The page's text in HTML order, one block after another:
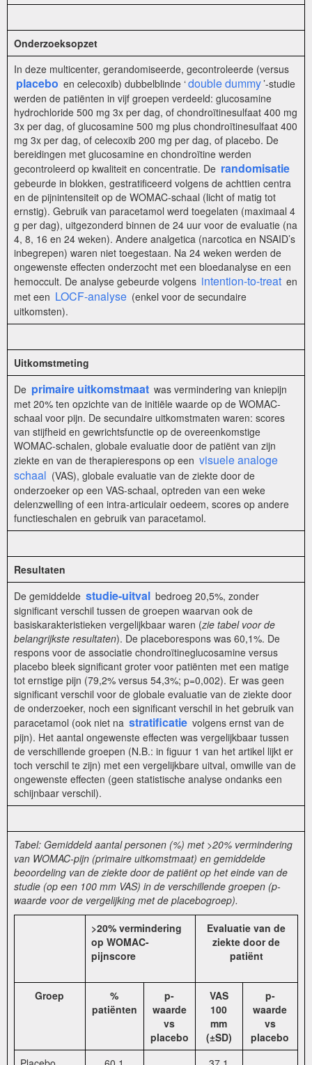
Onderzoeksopzet
In deze multicenter, gerandomiseerde, gecontroleerde (versus
placebo en celecoxib) dubbelblinde ‘double dummy ’-studie
werden de patiënten in vijf groepen verdeeld: glucosamine
hydrochloride 500 mg 3x per dag, of chondroïtinesulfaat 400 mg
3x per dag, of glucosamine 500 mg plus chondroïtinesulfaat 400
mg 3x per dag, of celecoxib 200 mg per dag, of placebo. De
bereidingen met glucosamine en chondroïtine werden
gecontroleerd op kwaliteit en concentratie. De randomisatie
gebeurde in blokken, gestratificeerd volgens de achttien centra
en de pijnintensiteit op de WOMAC-schaal (licht of matig tot
ernstig). Gebruik van paracetamol werd toegelaten (maximaal 4
g per dag), uitgezonderd binnen de 24 uur voor de evaluatie (na
4, 8, 16 en 24 weken). Andere analgetica (narcotica en NSAID’s
inbegrepen) waren niet toegestaan. Na 24 weken werden de
ongewenste effecten onderzocht met een bloedanalyse en een
hemoccult. De analyse gebeurde volgens intention-to-treat en
met een LOCF-analyse (enkel voor de secundaire
uitkomsten).
Uitkomstmeting
De primaire uitkomstmaat was vermindering van kniepijn
met 20% ten opzichte van de initiële waarde op de WOMAC-
schaal voor pijn. De secundaire uitkomstmaten waren: scores
van stijfheid en gewrichtsfunctie op de overeenkomstige
WOMAC-schalen, globale evaluatie door de patiënt van zijn
ziekte en van de therapierespons op een visuele analoge
schaal (VAS), globale evaluatie van de ziekte door de
onderzoeker op een VAS-schaal, optreden van een weke
delenzwelling of een intra-articulair oedeem, scores op andere
functieschalen en gebruik van paracetamol.
Resultaten
De gemiddelde studie-uitval bedroeg 20,5%, zonder
significant verschil tussen de groepen waarvan ook de
basiskarakteristieken vergelijkbaar waren (zie tabel voor de
belangrijkste resultaten). De placeborespons was 60,1%. De
respons voor de associatie chondroïtineglucosamine versus
placebo bleek significant groter voor patiënten met een matige
tot ernstige pijn (79,2% versus 54,3%; p=0,002). Er was geen
significant verschil voor de globale evaluatie van de ziekte door
de onderzoeker, noch een significant verschil in het gebruik van
paracetamol (ook niet na stratificatie volgens ernst van de
pijn). Het aantal ongewenste effecten was vergelijkbaar tussen
de verschillende groepen (N.B.: in figuur 1 van het artikel lijkt er
toch verschil te zijn) met een vergelijkbare uitval, omwille van de
ongewenste effecten (geen statistische analyse ondanks een
schijnbaar verschil).
Tabel: Gemiddeld aantal personen (%) met >20% vermindering
van WOMAC-pijn (primaire uitkomstmaat) en gemiddelde
beoordeling van de ziekte door de patiënt op het einde van de
studie (op een 100 mm VAS) in de verschillende groepen (p-
waarde voor de vergelijking met de placebogroep).
>20% vermindering
op WOMAC-
pijnscore
Evaluatie van de
ziekte door de
patiënt
Groep
%
patiënten
p-
waarde
vs
placebo
VAS
100
mm
(±SD)
p-
waarde
vs
placebo